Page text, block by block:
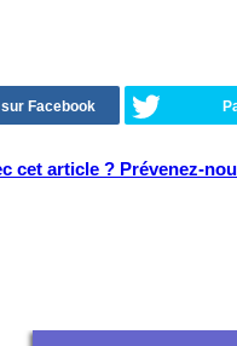
Facebook
cet article ? Prévenez-